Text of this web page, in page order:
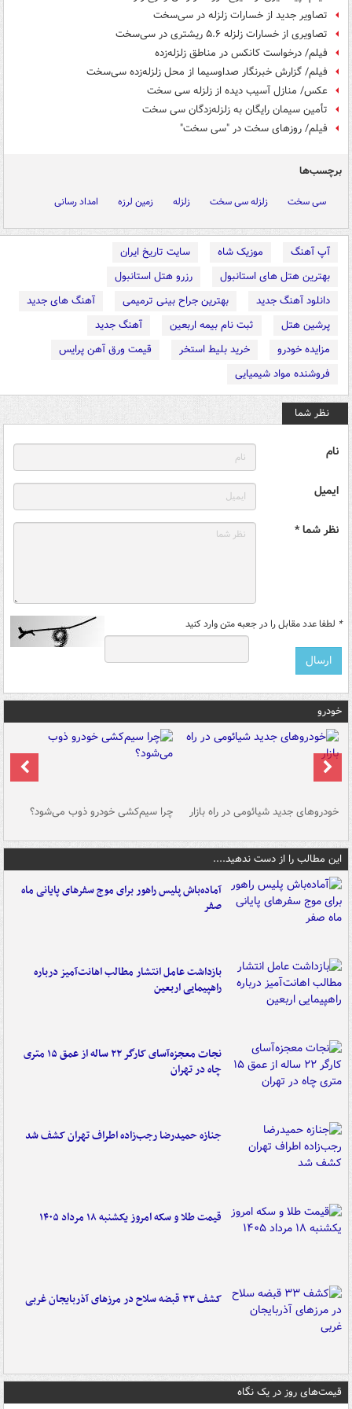
تصاویر جدید از خسارات زلزله در سی‌سخت
تصاویری از خسارات زلزله ۵.۶ ریشتری در سی‌سخت
فیلم/ درخواست کانکس در مناطق زلزله‌زده
فیلم/ گزارش خبرنگار صداوسیما از محل زلزله‌زده سی‌سخت
عکس/ منازل آسیب دیده از زلزله سی سخت
تأمین سیمان رایگان به زلزله‌زدگان سی سخت
فیلم/ روزهای سخت در "سی سخت"
برچسب‌ها
سی سخت زلزله سی سخت زلزله زمین لرزه امداد رسانی
آپ آهنگ موزیک شاه
سایت تاریخ ایران
بهترین هتل های استانبول
رزرو هتل استانبول
دانلود آهنگ جدید
بهترین جراح بینی ترمیمی
آهنگ های جدید
پرشین هتل
ثبت نام بیمه اربعین
آهنگ جدید
مزایده خودرو
خرید بلیط استخر
قیمت ورق آهن پرایس
فروشنده مواد شیمیایی
نظر شما
نام
ایمیل
نظر شما *
* لطفا عدد مقابل را در جعبه متن وارد کنید
خودرو
خودروهای جدید شیائومی در راه بازار چرا سیم‌کشی خودرو ذوب می‌شود؟
این مطالب را از دست ندهید....
آماده‌باش پلیس راهور برای موج سفرهای پایانی ماه
صفر
بازداشت عامل انتشار مطالب اهانت‌آمیز درباره
راهپیمایی اربعین
نجات معجزه‌آسای کارگر ۲۲ ساله از عمق ۱۵ متری
چاه در تهران
جنازه حمیدرضا رجب‌زاده اطراف تهران کشف شد
قیمت طلا و سکه امروز یکشنبه ۱۸ مرداد ۱۴۰۵
کشف ۳۳ قبضه سلاح در مرزهای آذربایجان غربی
قیمت‌های روز در یک نگاه